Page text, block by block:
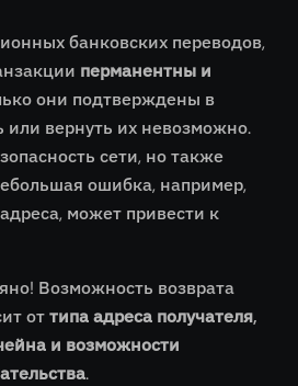
банковских переводов,
перманентны и
они подтверждены в
или вернуть их невозможно.
сети, но также
ошибка, например,
может привести к
Возможность возврата
оттипа адреса получателя,
и возможности
.